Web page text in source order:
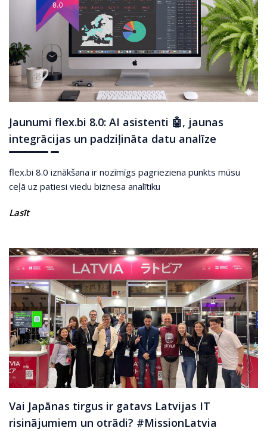
Jaunumi flex.bi 8.0: AI asistenti 🤖, jaunas
integrācijas un padziļināta datu analīze
flex.bi 8.0 iznākšana ir nozīmīgs pagrieziena punkts mūsu
ceļā uz patiesi viedu biznesa analītiku
Lasīt
Vai Japānas tirgus ir gatavs Latvijas IT
risinājumiem un otrādi? #MissionLatvia